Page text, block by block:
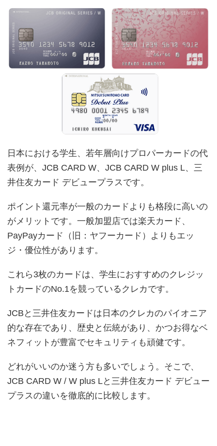
日本における学生、若年層向けプロパーカードの代
表例が、JCB CARD W、JCB CARD W plus L、三
井住友カード デビュープラスです。
ポイント還元率が一般のカードよりも格段に高いの
がメリットです。一般加盟店では楽天カード、
PayPayカード（旧：ヤフーカード）よりもエッ
ジ・優位性があります。
これら3枚のカードは、学生におすすめのクレジッ
トカードのNo.1を競っているクレカです。
JCBと三井住友カードは日本のクレカのパイオニア
的な存在であり、歴史と伝統があり、かつお得なベ
ネフィットが豊富でセキュリティも頑健です。
どれがいいのか迷う方も多いでしょう。そこで、
JCB CARD W / W plus Lと三井住友カード デビュー
プラスの違いを徹底的に比較します。